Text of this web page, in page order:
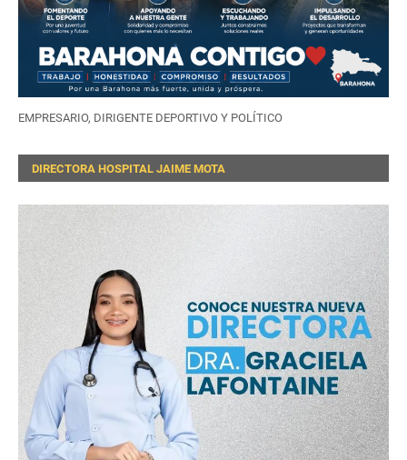
EMPRESARIO, DIRIGENTE DEPORTIVO Y POLÍTICO
DIRECTORA HOSPITAL JAIME MOTA